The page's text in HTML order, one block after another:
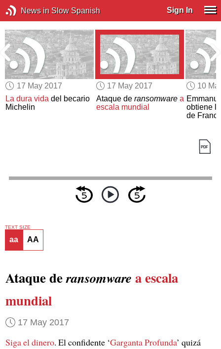
News in Slow Spanish Sign In
17 May 2017
La dura vida del becario
Michelin
17 May 2017
Ataque de ransomware a
escala mundial
10
obtiene
de
TEXT SIZE
aa AA
Ataque deransomware a escala
mundial
17 May 2017
Siga el dinero. El confidente ‘Garganta Profunda’ quizá